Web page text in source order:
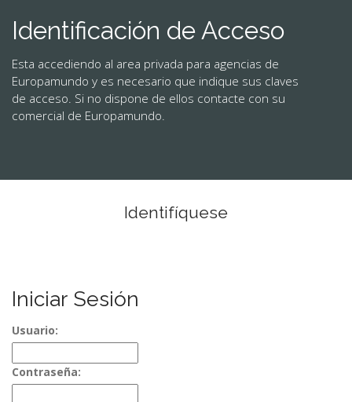
Identificación de Acceso
Esta accediendo al area privada para agencias de
Europamundo y es necesario que indique sus claves
de acceso. Si no dispone de ellos contacte con su
comercial de Europamundo.
Identifíquese
Iniciar Sesión
Usuario:
Contraseña: